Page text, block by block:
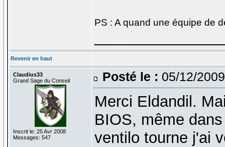
PS : A quand une équipe de
Revenir en haut
Claudius33
Grand Sage du Conseil
Inscrit le: 25 Avr 2008
Messages: 547
Posté le : 05/12/
Merci Eldandil.
BIOS, même
ventilo tourne j'ai